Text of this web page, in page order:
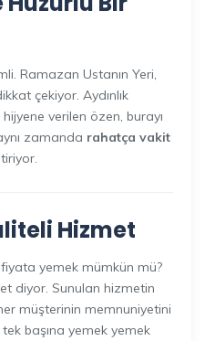
Ramazan Ustanın Yeri,
çekiyor. Aydınlık
verilen özen, burayı
zamanda rahatça vakit
Hizmet
yemek mümkün mü?
diyor. Sunulan hizmetin
müşterinin memnuniyetini
başına yemek yemek